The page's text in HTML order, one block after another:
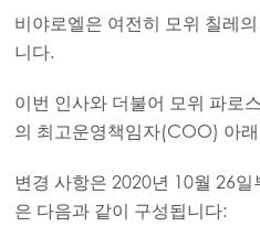
Mowi Taiwan
Europe
Mowi Belgium (FR)
Mowi Belgium (NL)
Mowi Czechia (CZ)
비야로엘은 여전히 모위 칠레
니다.
이번 인사와 더불어 모위 파로
의 최고운영책임자(COO) 아
변경 사항은 2020년 10월 26
은 다음과 같이 구성됩니다: